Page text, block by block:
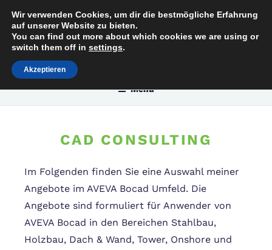
Inhalt
springen
Menü
CAD CONSULTING
Im Folgenden finden Sie eine Auswahl meiner
Angebote im AVEVA Bocad Umfeld. Die
Angebote sind formuliert für Anwender von
AVEVA Bocad in den Bereichen Stahlbau,
Holzbau, Dach & Wand, Tower, Onshore und
Wir verwenden Cookies, um dir die bestmögliche Erfahrung
auf unserer Website zu bieten.
You can find out more about which cookies we are using or
switch them off in settings.
Akzeptieren